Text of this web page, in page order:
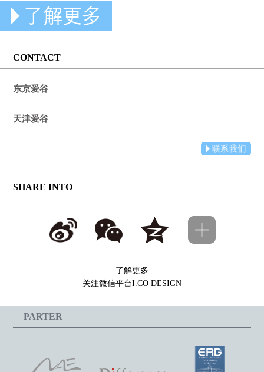
CONTACT
东京爱谷
天津爱谷
SHARE INTO
了解更多
关注微信平台I.CO DESIGN
PARTER